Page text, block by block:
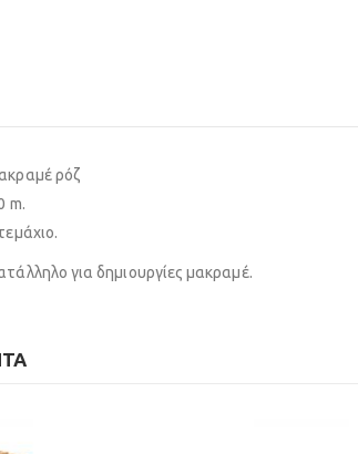
ρόζ
m.
για δημιουργίες μακραμέ.